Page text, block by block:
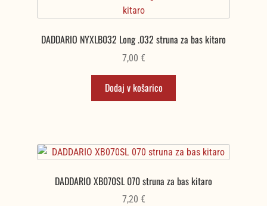
DADDARIO NYXLB032 Long .032 struna za bas kitaro
7,00 €
Dodaj v košarico
DADDARIO XB070SL 070 struna za bas kitaro
7,20 €